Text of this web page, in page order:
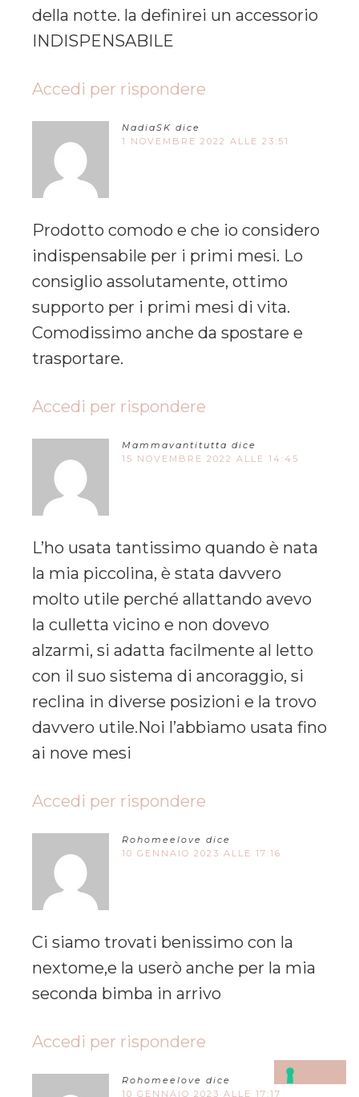
della notte. la definirei un accessorio
INDISPENSABILE
Accedi per rispondere
NadiaSK dice
1 NOVEMBRE 2022 ALLE 23:51
Prodotto comodo e che io considero
indispensabile per i primi mesi. Lo
consiglio assolutamente, ottimo
supporto per i primi mesi di vita.
Comodissimo anche da spostare e
trasportare.
Accedi per rispondere
Mammavantitutta dice
15 NOVEMBRE 2022 ALLE 14:45
L’ho usata tantissimo quando è nata
la mia piccolina, è stata davvero
molto utile perché allattando avevo
la culletta vicino e non dovevo
alzarmi, si adatta facilmente al letto
con il suo sistema di ancoraggio, si
reclina in diverse posizioni e la trovo
davvero utile.Noi l’abbiamo usata fino
ai nove mesi
Accedi per rispondere
Rohomeelove dice
10 GENNAIO 2023 ALLE 17:16
Ci siamo trovati benissimo con la
nextome,e la userò anche per la mia
seconda bimba in arrivo
Accedi per rispondere
Rohomeelove dice
10 GENNAIO 2023 ALLE 17:17